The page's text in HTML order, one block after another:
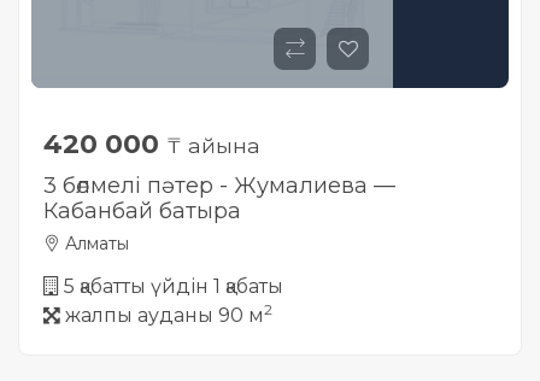
420 000 ₸ айына
3 бөлмелі пәтер - Жумалиева —
Кабанбай батыра
Алматы
5 қабатты үйдін 1 қабаты
жалпы ауданы 90 м2